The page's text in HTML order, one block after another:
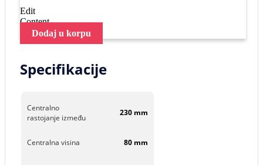
Edit
Content
Dodaj u korpu
Specifikacije
Centralno
rastojanje između
230 mm
Centralna visina 80 mm